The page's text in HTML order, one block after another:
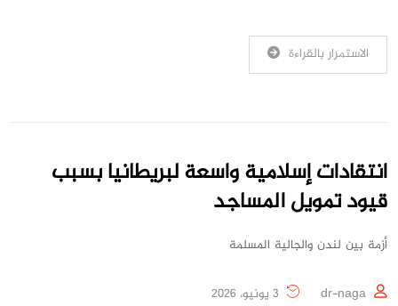
الاستمرار بالقراءة
انتقادات إسلامية واسعة لبريطانيا بسبب
قيود تمويل المساجد
أزمة بين لندن والجالية المسلمة
dr-naga